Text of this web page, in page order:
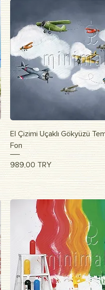
Быстрый
El Çizimi Uçaklı Gökyüzü
Fon
Цена
989,00 TRY